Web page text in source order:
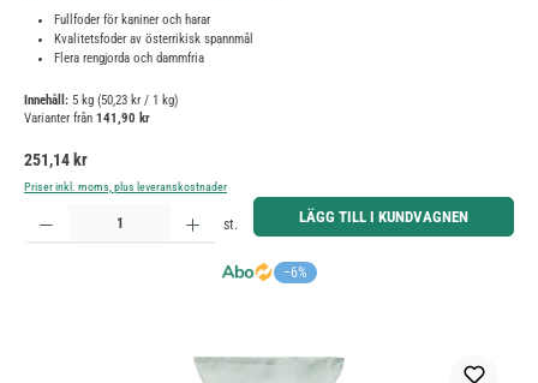
Fullfoder för kaniner och harar
Kvalitetsfoder av österrikisk spannmål
Flera rengjorda och dammfria
Innehåll: 5 kg (50,23 kr / 1 kg)
Varianter från 141,90 kr
Ordinarie pris:
251,14 kr
Priser inkl. moms, plus leveranskostnader
−6%
Produktkvantitet: Ange önskat belopp eller använd knapparna för att öka eller minska kvantiteten.
st. LÄGG TILL I KUNDVAGNEN